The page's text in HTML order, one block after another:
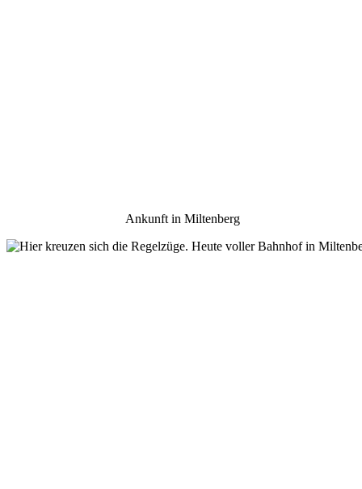
Ankunft in Miltenberg